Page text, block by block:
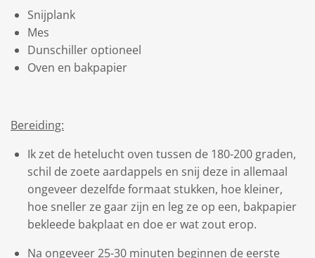
Snijplank
Mes
Dunschiller optioneel
Oven en bakpapier
Bereiding:
Ik zet de hetelucht oven tussen de 180-200 graden,
schil de zoete aardappels en snij deze in allemaal
ongeveer dezelfde formaat stukken, hoe kleiner,
hoe sneller ze gaar zijn en leg ze op een, bakpapier
bekleede bakplaat en doe er wat zout erop.
Na ongeveer 25-30 minuten beginnen de eerste